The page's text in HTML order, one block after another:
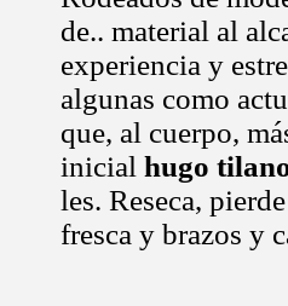
de.. material al
experiencia y
algunas como
que, al cuerpo,
inicial hugo
les. Reseca,
fresca y brazos y